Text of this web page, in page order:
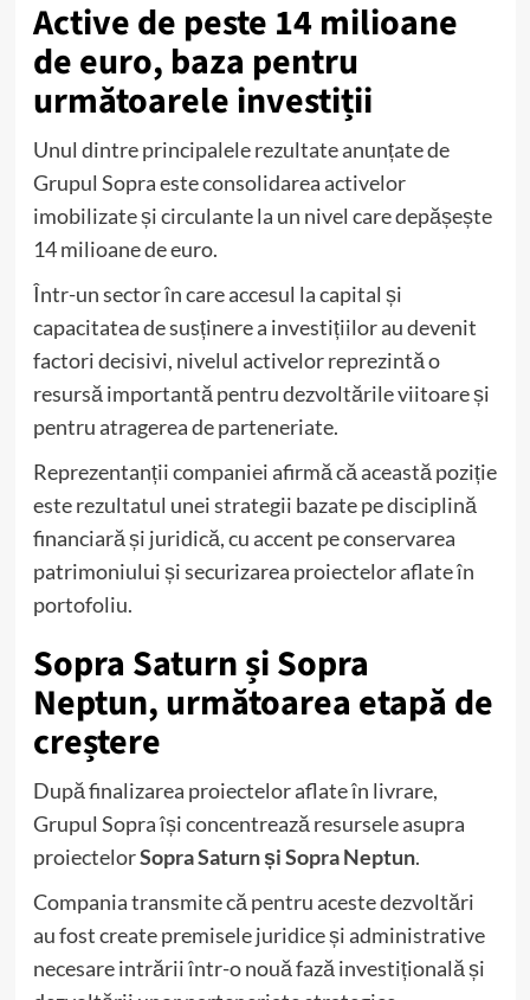
Active de peste 14 milioane
de euro, baza pentru
următoarele investiții
Unul dintre principalele rezultate anunțate de
Grupul Sopra este consolidarea activelor
imobilizate și circulante la un nivel care depășește
14 milioane de euro.
Într-un sector în care accesul la capital și
capacitatea de susținere a investițiilor au devenit
factori decisivi, nivelul activelor reprezintă o
resursă importantă pentru dezvoltările viitoare și
pentru atragerea de parteneriate.
Reprezentanții companiei afirmă că această poziție
este rezultatul unei strategii bazate pe disciplină
financiară și juridică, cu accent pe conservarea
patrimoniului și securizarea proiectelor aflate în
portofoliu.
Sopra Saturn și Sopra
Neptun, următoarea etapă de
creștere
După finalizarea proiectelor aflate în livrare,
Grupul Sopra își concentrează resursele asupra
proiectelorSopra Saturn și Sopra Neptun.
Compania transmite că pentru aceste dezvoltări
au fost create premisele juridice și administrative
necesare intrării într-o nouă fază investițională și